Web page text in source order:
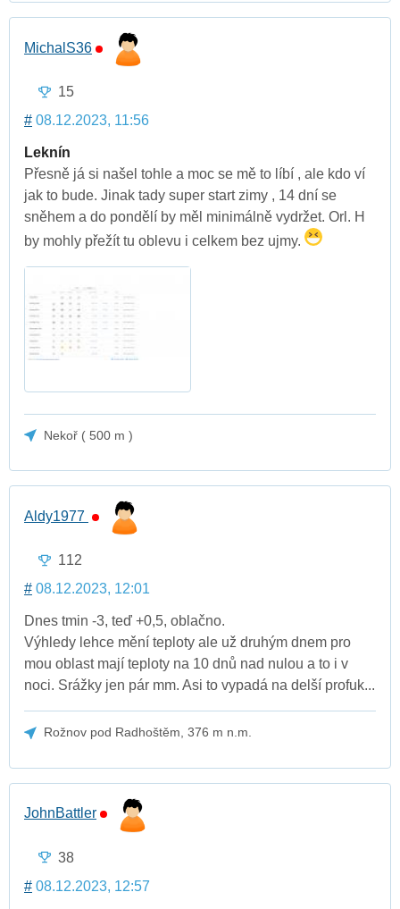
MichalS36
15
# 08.12.2023, 11:56
Leknín
Přesně já si našel tohle a moc se mě to líbí , ale kdo ví
jak to bude. Jinak tady super start zimy , 14 dní se
sněhem a do pondělí by měl minimálně vydržet. Orl. H
by mohly přežít tu oblevu i celkem bez ujmy.
Nekoř ( 500 m )
Aldy1977
112
# 08.12.2023, 12:01
Dnes tmin -3, teď +0,5, oblačno.
Výhledy lehce mění teploty ale už druhým dnem pro
mou oblast mají teploty na 10 dnů nad nulou a to i v
noci. Srážky jen pár mm. Asi to vypadá na delší profuk...
Rožnov pod Radhoštěm, 376 m n.m.
JohnBattler
38
# 08.12.2023, 12:57